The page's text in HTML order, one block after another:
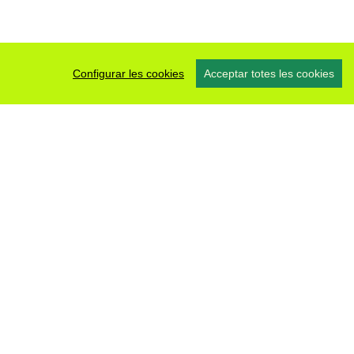
Configurar les cookies Acceptar totes les cookies